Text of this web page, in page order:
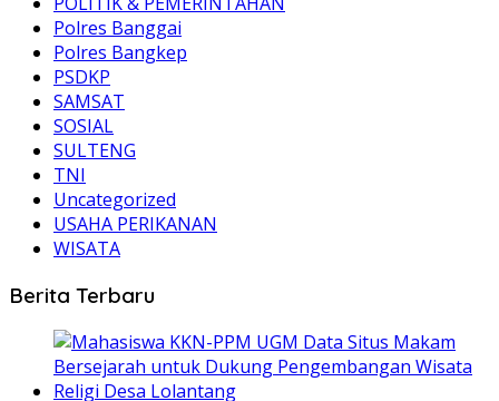
Polres Banggai
Polres Bangkep
PSDKP
SAMSAT
SOSIAL
SULTENG
TNI
Uncategorized
USAHA PERIKANAN
WISATA
Berita Terbaru